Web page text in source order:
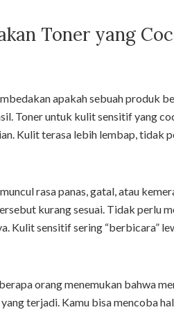
Toner yang
apakah sebuah produk
Toner untuk kulit sensitif yang
Kulit terasa lebih lembap, tidak
rasa panas, gatal, atau
kurang sesuai. Tidak perlu
Kulit sensitif sering “berbicara”
orang menemukan bahwa
terjadi. Kamu bisa mencoba